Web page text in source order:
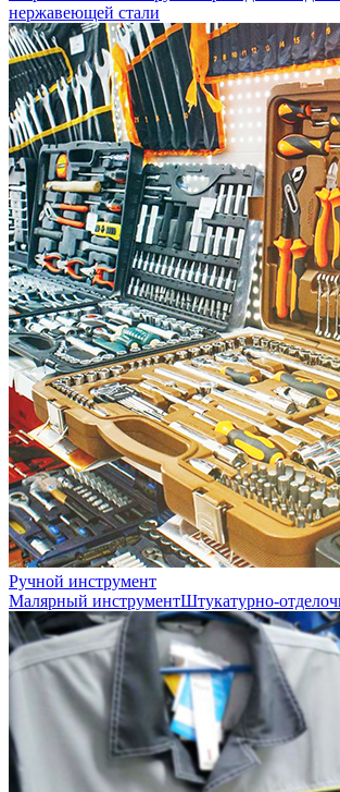
нержавеющей стали
Ручной инструмент
Малярный инструментШтукатурно-